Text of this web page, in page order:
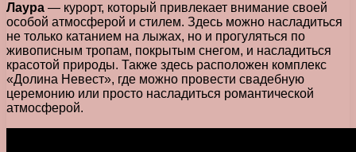
Лаура — курорт, который привлекает внимание своей
особой атмосферой и стилем. Здесь можно насладиться
не только катанием на лыжах, но и прогуляться по
живописным тропам, покрытым снегом, и насладиться
красотой природы. Также здесь расположен комплекс
«Долина Невест», где можно провести свадебную
церемонию или просто насладиться романтической
атмосферой.